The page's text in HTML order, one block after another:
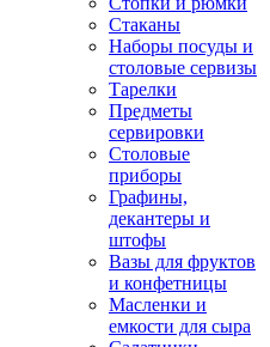
Стаканы
Наборы посуды и
столовые сервизы
Тарелки
Предметы
сервировки
Столовые
приборы
Графины,
декантеры и
штофы
Вазы для фруктов
и конфетницы
Масленки и
емкости для сыра